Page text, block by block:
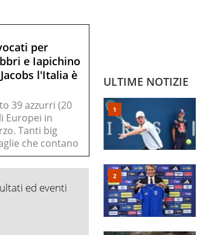
per
e Iapichino
l'Italia è
39 azzurri (20
Europei in
Tanti big
che contano
ed eventi
ULTIME NOTIZIE